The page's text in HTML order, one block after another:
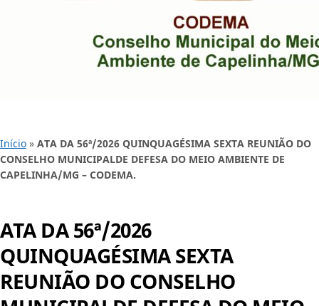
Início » ATA DA 56ª/2026 QUINQUAGÉSIMA SEXTA REUNIÃO DO
CONSELHO MUNICIPALDE DEFESA DO MEIO AMBIENTE DE
CAPELINHA/MG – CODEMA.
ATA DA 56ª/2026
QUINQUAGÉSIMA SEXTA
REUNIÃO DO CONSELHO